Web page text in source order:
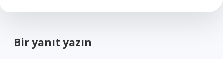
Bir yanıt yazın